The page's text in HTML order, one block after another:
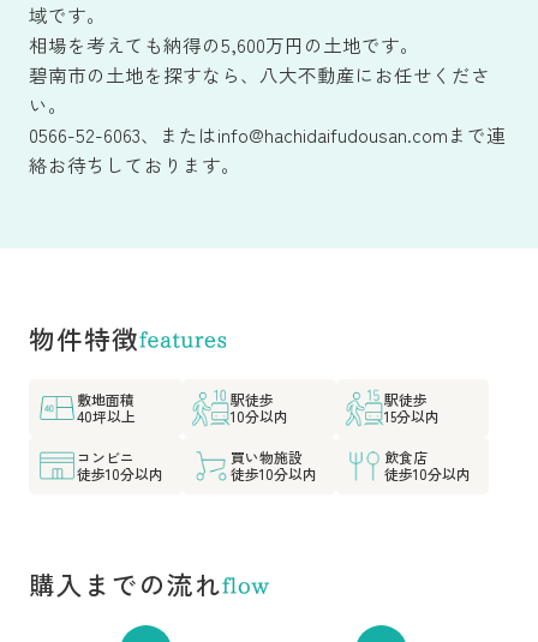
域です。
相場を考えても納得の5,600万円の土地です。
碧南市の土地を探すなら、八大不動産にお任せくださ
い。
0566-52-6063、またはinfo@hachidaifudousan.comまで連
絡お待ちしております。
物件特徴
敷地面積
40坪以上
駅徒歩
10分以内
駅徒歩
15分以内
コンビニ
徒歩10分以内
買い物施設
徒歩10分以内
飲食店
徒歩10分以内
購入までの流れ